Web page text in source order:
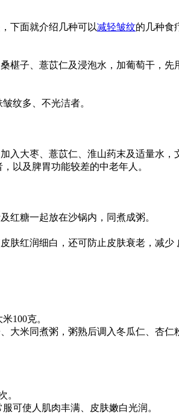
下面就介绍几种可以减轻皱纹的几种食
子、薏苡仁及浸泡水，加葡萄干，先
纹多、不光洁者。
大枣、薏苡仁、淮山药末及适量水，
以及脾胃功能较差的中老年人。
糖一起放在沙锅内，同煮成粥。
红润细白，还可防止皮肤衰老，减少
100克。
米同煮粥，粥熟后调入冬瓜仁、杏仁
。
使人肌肉丰满、皮肤嫩白光润。